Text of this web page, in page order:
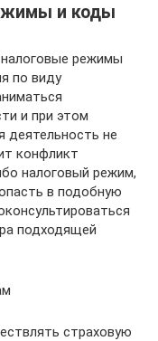
и коды
режимы
по виду
и при этом
деятельность не
конфликт
налоговый режим,
в подобную
подходящей
страховую